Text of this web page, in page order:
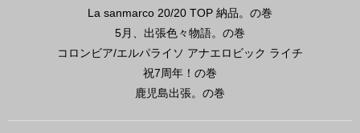
La sanmarco 20/20 TOP 納品。の巻
5月、出張色々物語。の巻
コロンビア/エルパライソ アナエロビック ライチ
祝7周年！の巻
鹿児島出張。の巻